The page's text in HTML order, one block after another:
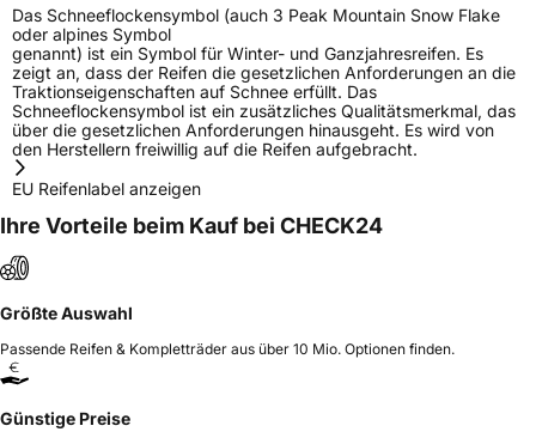
Das Schneeflockensymbol (auch 3 Peak Mountain Snow Flake
oder alpines Symbol
genannt) ist ein Symbol für Winter- und Ganzjahresreifen. Es
zeigt an, dass der Reifen die gesetzlichen Anforderungen an die
Traktionseigenschaften auf Schnee erfüllt. Das
Schneeflockensymbol ist ein zusätzliches Qualitätsmerkmal, das
über die gesetzlichen Anforderungen hinausgeht. Es wird von
den Herstellern freiwillig auf die Reifen aufgebracht.
EU Reifenlabel anzeigen
Ihre Vorteile beim Kauf bei CHECK24
Größte Auswahl
Passende Reifen & Kompletträder aus über 10 Mio. Optionen finden.
Günstige Preise